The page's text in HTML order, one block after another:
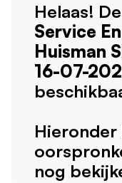
Helaas!
Service
Huisman
16-07-
Hieronder
nog